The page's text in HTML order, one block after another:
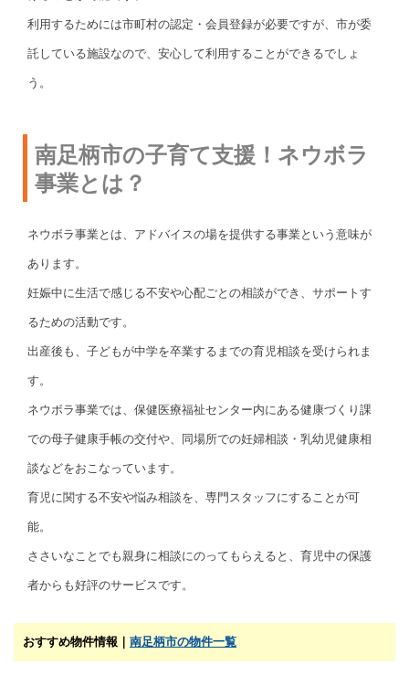
利用するためには市町村の認定・会員登録が必要ですが、市が委
託している施設なので、安心して利用することができるでしょ
う。
南足柄市の子育て支援！ネウボラ
事業とは？
ネウボラ事業とは、アドバイスの場を提供する事業という意味が
あります。
妊娠中に生活で感じる不安や心配ごとの相談ができ、サポートす
るための活動です。
出産後も、子どもが中学を卒業するまでの育児相談を受けられま
す。
ネウボラ事業では、保健医療福祉センター内にある健康づくり課
での母子健康手帳の交付や、同場所での妊婦相談・乳幼児健康相
談などをおこなっています。
育児に関する不安や悩み相談を、専門スタッフにすることが可
能。
ささいなことでも親身に相談にのってもらえると、育児中の保護
者からも好評のサービスです。
おすすめ物件情報｜ 南足柄市の物件一覧